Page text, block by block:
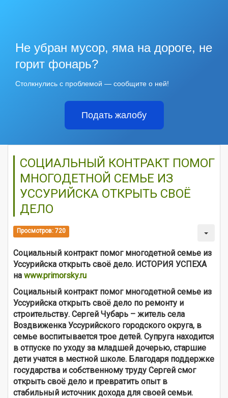
Не убран мусор, яма на дороге, не
горит фонарь?
Столкнулись с проблемой — сообщите о ней!
Подать жалобу
СОЦИАЛЬНЫЙ КОНТРАКТ ПОМОГ
МНОГОДЕТНОЙ СЕМЬЕ ИЗ
УССУРИЙСКА ОТКРЫТЬ СВОЁ
ДЕЛО
Просмотров: 720
Социальный контракт помог многодетной семье из
Уссурийска открыть своё дело. ИСТОРИЯ УСПЕХА
на www.primorsky.ru
Социальный контракт помог многодетной семье из
Уссурийска открыть своё дело по ремонту и
строительству. Сергей Чубарь – житель села
Воздвиженка Уссурийского городского округа, в
семье воспитывается трое детей. Супруга находится
в отпуске по уходу за младшей дочерью, старшие
дети учатся в местной школе. Благодаря поддержке
государства и собственному труду Сергей смог
открыть своё дело и превратить опыт в
стабильный источник дохода для своей семьи.